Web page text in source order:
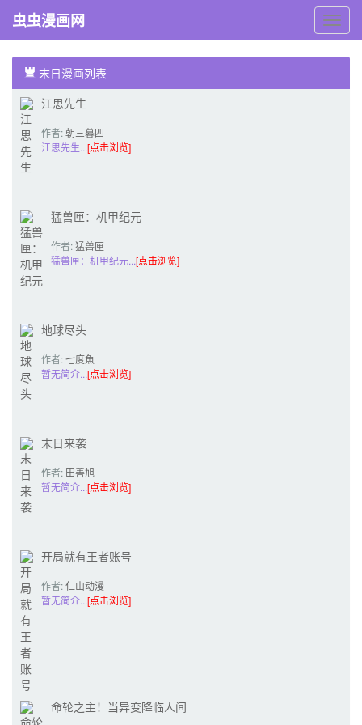
虫
虫
漫
网
虫虫漫画网
末日漫画列表
江思先生
作者:朝三暮四
郎
江思先生...[点击浏览]
猛兽匣：机甲纪元
作者:猛兽匣
BEASTBOX
猛兽匣：机甲纪元...[点击浏览]
地球尽头
作者:七度魚
暂无简介...[点击浏览]
末日来袭
作者: 田善旭
暂无简介...[点击浏览]
开局就有王者账号
作者:仁山动漫
暂无简介...[点击浏览]
命轮之主！当异变降临人间